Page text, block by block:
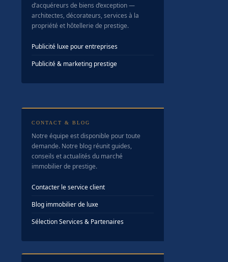
d’acquéreurs de biens d’exception —
architectes, décorateurs, services à la
propriété et hôtellerie de prestige.
Publicité luxe pour entreprises
Publicité & marketing prestige
CONTACT & BLOG
Notre équipe est disponible pour toute
demande. Notre blog réunit guides,
conseils et actualités du marché
immobilier de prestige.
Contacter le service client
Blog immobilier de luxe
Sélection Services & Partenaires